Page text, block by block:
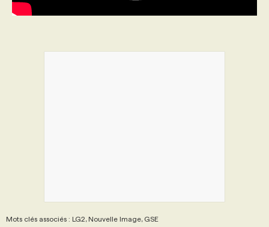
Mots clés associés : LG2, Nouvelle Image, GSE